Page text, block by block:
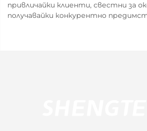
привличайки клиенти, свестни за
получавайки конкурентно